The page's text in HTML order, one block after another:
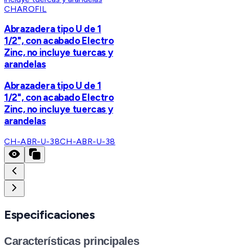
CHAROFIL
Abrazadera tipo U de 1
1/2", con acabado Electro
Zinc, no incluye tuercas y
arandelas
Abrazadera tipo U de 1
1/2", con acabado Electro
Zinc, no incluye tuercas y
arandelas
CH-ABR-U-38CH-ABR-U-38
Especificaciones
Características principales